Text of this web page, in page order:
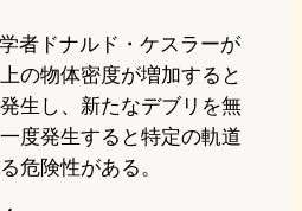
者ドナルド・ケスラーが
の物体密度が増加すると
生し、新たなデブリを無
度発生すると特定の軌道
危険性がある。